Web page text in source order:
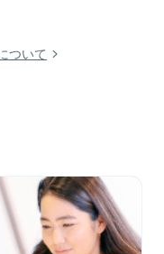
ついて